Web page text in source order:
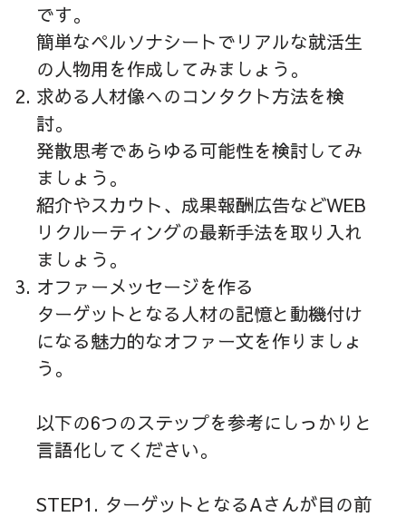
です。
簡単なペルソナシートでリアルな就活生
の人物用を作成してみましょう。
求める人材像へのコンタクト方法を検
討。
発散思考であらゆる可能性を検討してみ
ましょう。
紹介やスカウト、成果報酬広告などWEB
リクルーティングの最新手法を取り入れ
ましょう。
オファーメッセージを作る
ターゲットとなる人材の記憶と動機付け
になる魅力的なオファー文を作りましょ
う。
以下の6つのステップを参考にしっかりと
言語化してください。
STEP1. ターゲットとなるAさんが目の前